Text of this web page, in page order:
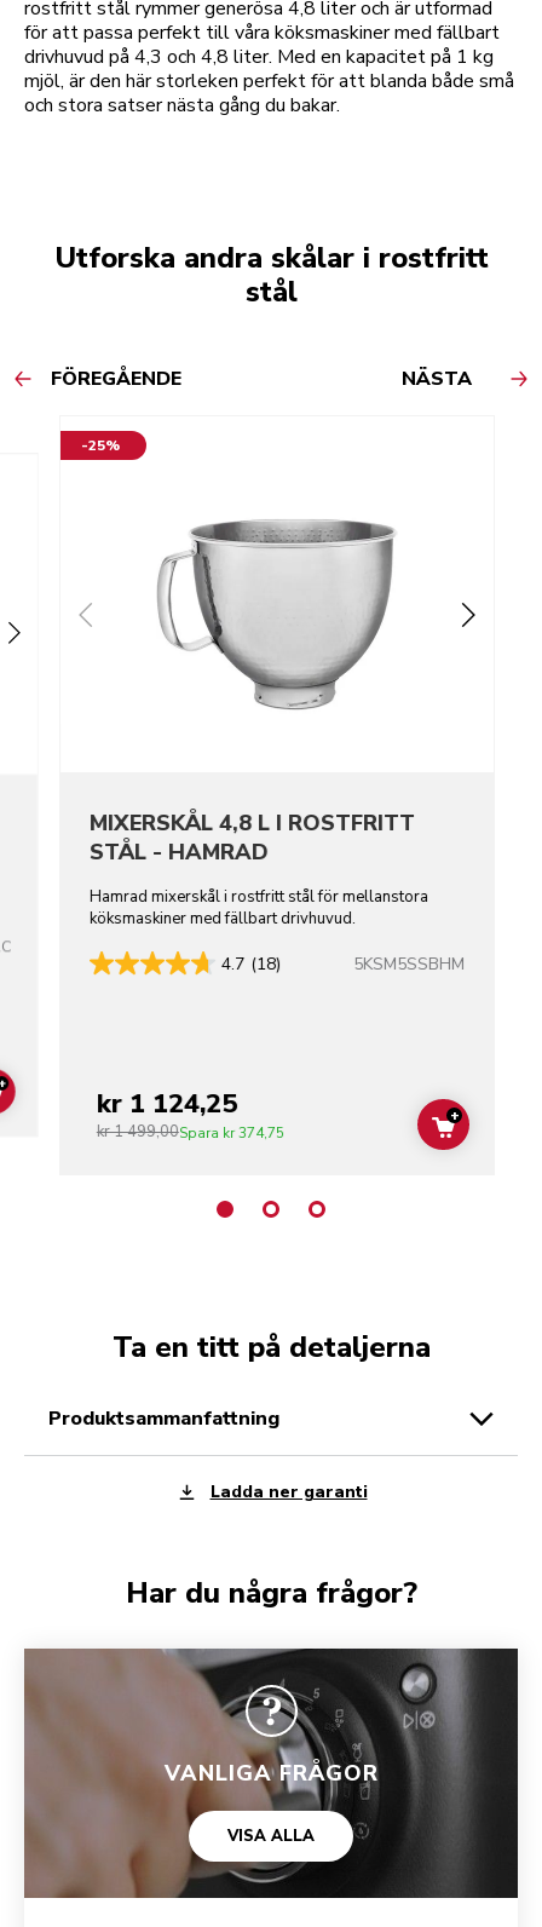
rostfritt stål rymmer generösa 4,8 liter och är utformad
för att passa perfekt till våra köksmaskiner med fällbart
drivhuvud på 4,3 och 4,8 liter. Med en kapacitet på 1 kg
mjöl, är den här storleken perfekt för att blanda både små
och stora satser nästa gång du bakar.
Utforska andra skålar i rostfritt
stål
FÖREGÅENDE NÄSTA
ADD TO CART
-25%
MIXERSKÅL 4,8 L I ROSTFRITT
STÅL - HAMRAD
Hamrad mixerskål i rostfritt stål för mellanstora
köksmaskiner med fällbart drivhuvud.
4.7 (18) 5KSM5SSBHM
kr 1 124,25
kr 1 499,00Spara kr 374,75 ADD TO
+
Ta en titt på detaljerna
produktsammanfattning
Ladda ner garanti
Har du några frågor?
VANLIGA FRÅGOR
VISA ALLA